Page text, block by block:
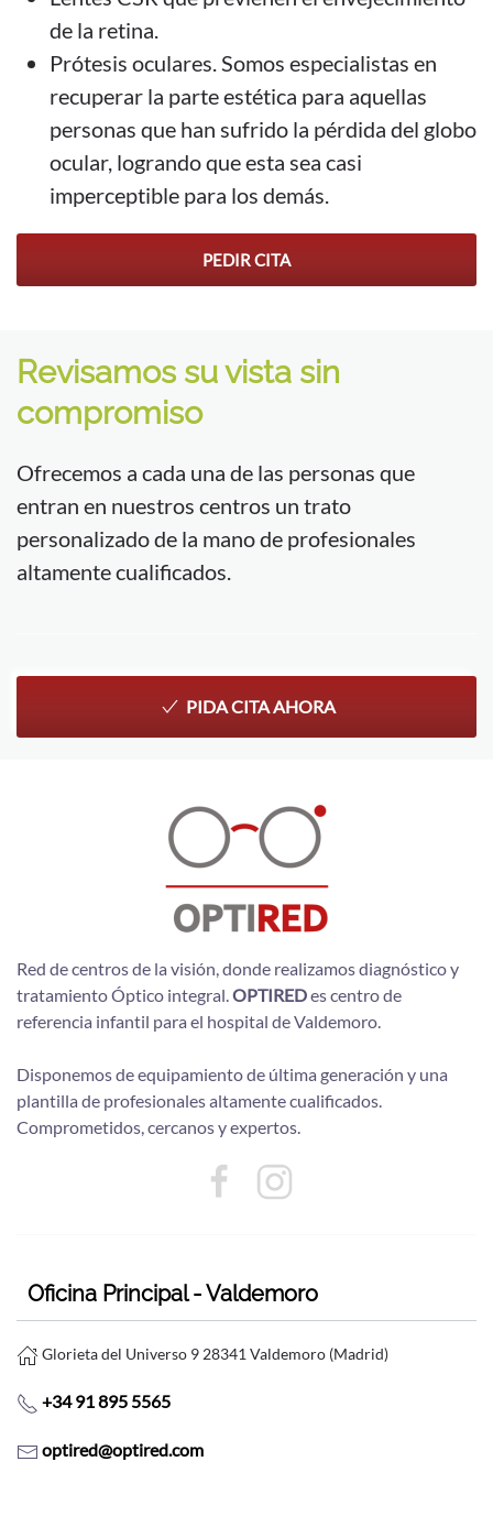
de la retina.
Prótesis oculares. Somos especialistas en
recuperar la parte estética para aquellas
personas que han sufrido la pérdida del globo
ocular, logrando que esta sea casi
imperceptible para los demás.
PEDIR CITA
Revisamos su vista sin
compromiso
Ofrecemos a cada una de las personas que
entran en nuestros centros un trato
personalizado de la mano de profesionales
altamente cualificados.
PIDA CITA AHORA
Red de centros de la visión, donde realizamos diagnóstico y
tratamiento Óptico integral. OPTIREDes centro de
referencia infantil para el hospital de Valdemoro.
Disponemos de equipamiento de última generación y una
plantilla de profesionales altamente cualificados.
Comprometidos, cercanos y expertos.
Oficina Principal - Valdemoro
Glorieta del Universo 9 28341 Valdemoro (Madrid)
+34 91 895 5565
optired@optired.com